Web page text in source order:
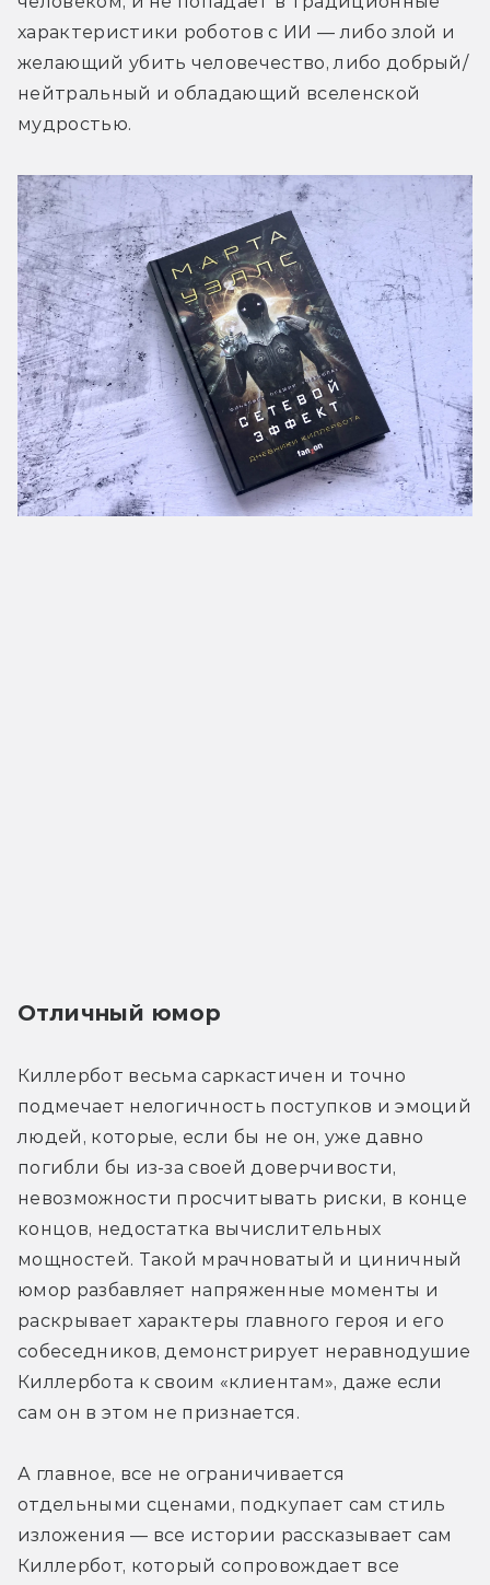
характеристики роботов с ИИ — либо злой и
желающий убить человечество, либо добрый/
нейтральный и обладающий вселенской
мудростью.
Отличный юмор
Киллербот весьма саркастичен и точно
подмечает нелогичность поступков и эмоций
людей, которые, если бы не он, уже давно
погибли бы из-за своей доверчивости,
невозможности просчитывать риски, в конце
концов, недостатка вычислительных
мощностей. Такой мрачноватый и циничный
юмор разбавляет напряженные моменты и
раскрывает характеры главного героя и его
собеседников, демонстрирует неравнодушие
Киллербота к своим «клиентам», даже если
сам он в этом не признается.
А главное, все не ограничивается
отдельными сценами, подкупает сам стиль
изложения — все истории рассказывает сам
Киллербот, который сопровождает все